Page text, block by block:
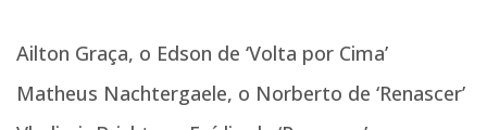
Ailton Graça, o Edson de ‘Volta por Cima’
Matheus Nachtergaele, o Norberto de ‘Renascer’